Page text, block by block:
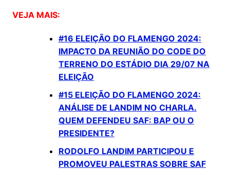
VEJA MAIS:
#16 ELEIÇÃO DO FLAMENGO 2024:
IMPACTO DA REUNIÃO DO CODE DO
TERRENO DO ESTÁDIO DIA 29/07 NA
ELEIÇÃO
#15 ELEIÇÃO DO FLAMENGO 2024:
ANÁLISE DE LANDIM NO CHARLA.
QUEM DEFENDEU SAF: BAP OU O
PRESIDENTE?
RODOLFO LANDIM PARTICIPOU E
PROMOVEU PALESTRAS SOBRE SAF